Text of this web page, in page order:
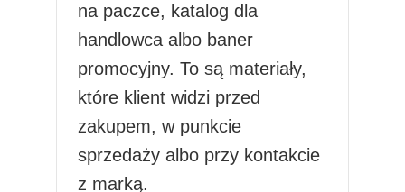
na paczce, katalog dla
handlowca albo baner
promocyjny. To są materiały,
które klient widzi przed
zakupem, w punkcie
sprzedaży albo przy kontakcie
z marką.